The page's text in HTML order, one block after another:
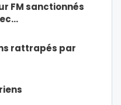
FM sanctionnés
rattrapés par